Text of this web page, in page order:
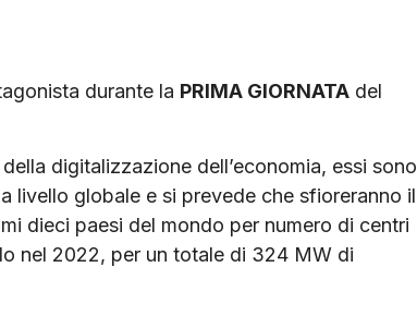
durante la PRIMA GIORNATA del
digitalizzazione dell’economia, essi sono
livello globale e si prevede che sfioreranno il
dieci paesi del mondo per numero di centri
nel 2022, per un totale di 324 MW di